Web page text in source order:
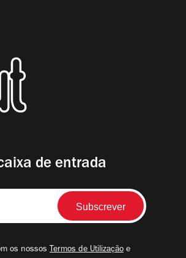
de entrada
os nossos Termos de Utilização e